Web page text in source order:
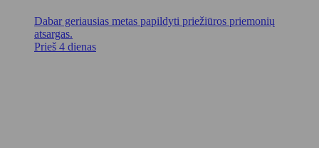
Dabar geriausias metas papildyti priežiūros priemonių
atsargas.
Prieš 4 dienas